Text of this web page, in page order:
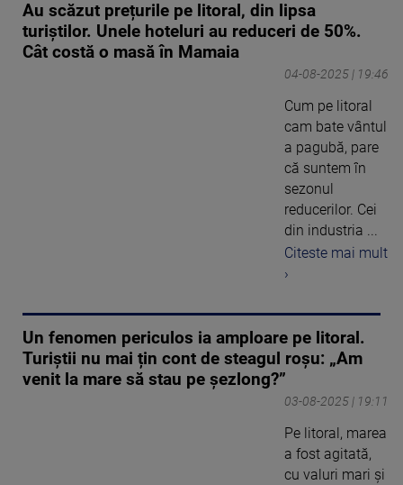
Au scăzut prețurile pe litoral, din lipsa
turiștilor. Unele hoteluri au reduceri de 50%.
Cât costă o masă în Mamaia
04-08-2025 | 19:46
Cum pe litoral
cam bate vântul
a pagubă, pare
că suntem în
sezonul
reducerilor. Cei
din industria ...
Citeste mai mult
›
Un fenomen periculos ia amploare pe litoral.
Turiștii nu mai țin cont de steagul roșu: „Am
venit la mare să stau pe șezlong?”
03-08-2025 | 19:11
Pe litoral, marea
a fost agitată,
cu valuri mari și